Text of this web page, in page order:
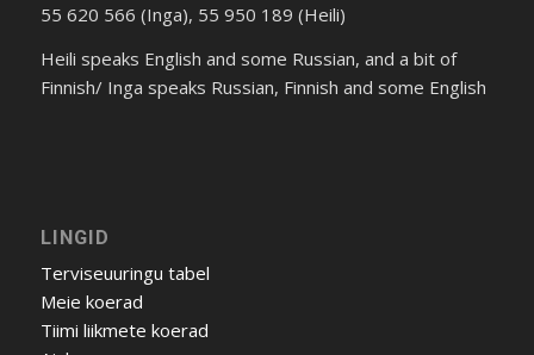
55 620 566 (Inga), 55 950 189 (Heili)
Heili speaks English and some Russian, and a bit of
Finnish/ Inga speaks Russian, Finnish and some English
LINGID
Terviseuuringu tabel
Meie koerad
Tiimi liikmete koerad